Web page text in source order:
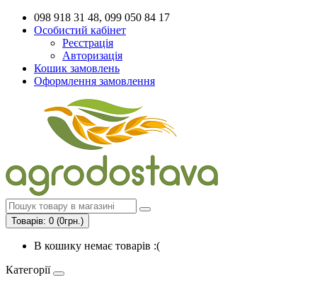
098 918 31 48, 099 050 84 17
Особистий кабінет
Реєстрація
Авторизація
Кошик замовлень
Оформлення замовлення
Товарів: 0 (0грн.)
В кошику немає товарів :(
Категорії